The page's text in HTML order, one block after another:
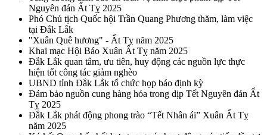
Nguyên đán Ất Tỵ 2025
Phó Chủ tịch Quốc hội Trần Quang Phương thăm, làm việc
tại Đắk Lắk
"Xuân Quê hương" - Ất Tỵ năm 2025
Khai mạc Hội Báo Xuân Ất Tỵ năm 2025
Đắk Lắk quan tâm, ưu tiên, huy động các nguồn lực thực
hiện tốt công tác giảm nghèo
UBND tỉnh Đắk Lắk tổ chức họp báo định kỳ
Đảm bảo nguồn cung hàng hóa trong dịp Tết Nguyên đán Ất
Tỵ 2025
Đắk Lắk phát động phong trào “Tết Nhân ái” Xuân Ất Tỵ
năm 2025